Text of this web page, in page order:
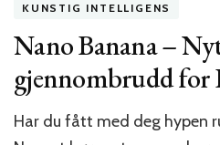
KUNSTIG INTELLIGENS
Nano Banana –
gjennombrudd for
Har du fått med deg hypen